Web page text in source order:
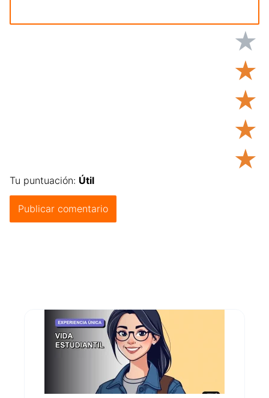
★
★
★
★
★
Tu puntuación: Útil